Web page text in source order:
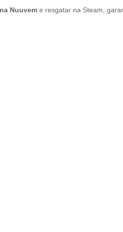
Nuuvem e resgatar na Steam,